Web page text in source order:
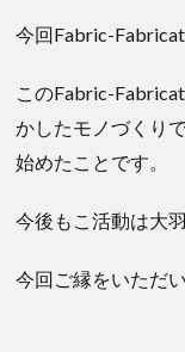
今回Fabric-
このFabric-
かしたモノづくり
始めたことです。
今後もこ活動は大
今回ご縁をいただ